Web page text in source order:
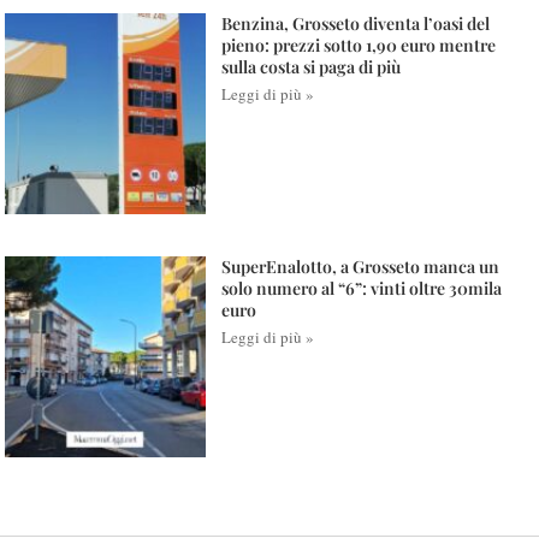
Benzina, Grosseto diventa l’oasi del
pieno: prezzi sotto 1,90 euro mentre
sulla costa si paga di più
Leggi di più »
SuperEnalotto, a Grosseto manca un
solo numero al “6”: vinti oltre 30mila
euro
Leggi di più »